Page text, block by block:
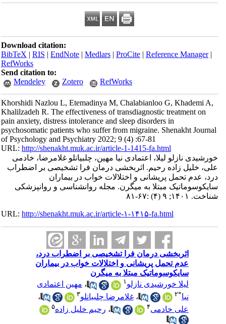
Download citation:
BibTeX|RIS|EndNote|Medlars|ProCite|Reference Manager
RefWorks
Send citation to:
Mendeley
Zotero RefWorks
Khorshidi Nazlou L, Etemadinya M, Chalabianloo G, Khademi A,
Khalilzadeh R. The effectiveness of transdiagnostic treatment on
pain anxiety, distress intolerance and sleep disorders in
psychosomatic patients who suffer from migraine. Shenakht Journal
of Psychology and Psychiatry 2022; 9 (4) :67-81
URL:http://shenakht.muk.ac.ir/article-1-1415-fa.html
خورشیدی نازلو لیلا، اعتمادی نیا مهین، چلبیانلو غلامرضا، خادمی
علی، خلیل زاده رحیم. اثربخشی درمان فرا تشخیصی بر اضطراب
درد، عدم تحمل پریشانی و اختلالات خواب در بیماران
سایکوسوماتیک مبتلا به میگرن. مجله روانشناسی و روانپزشکی
شناخت. ۱۴۰۱; ۹ (۴) :۶۷-۸۱
URL:http://shenakht.muk.ac.ir/article-۱-۱۴۱۵-fa.html
اثربخشی درمان فرا تشخیصی بر اضطراب درد،
عدم تحمل پریشانی و اختلالات خواب در بیماران
سایکوسوماتیک مبتلا به میگرن
لیلا خورشیدی نازلو۱ ،مهین اعتمادی
نیا* ۲ ،غلامرضا چلبیانلو۳
،
علی خادمی
،رحیم خلیل زاده